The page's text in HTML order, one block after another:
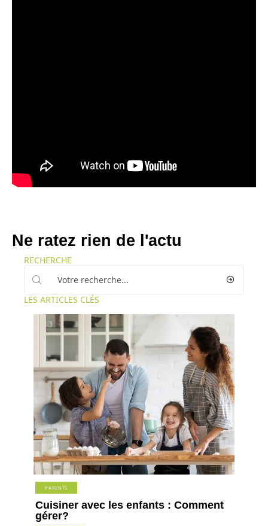
Ne ratez rien de l'actu
RECHERCHE
LES ARTICLES CLÉS
PARENTS
Cuisiner avec les enfants : Comment
gérer?